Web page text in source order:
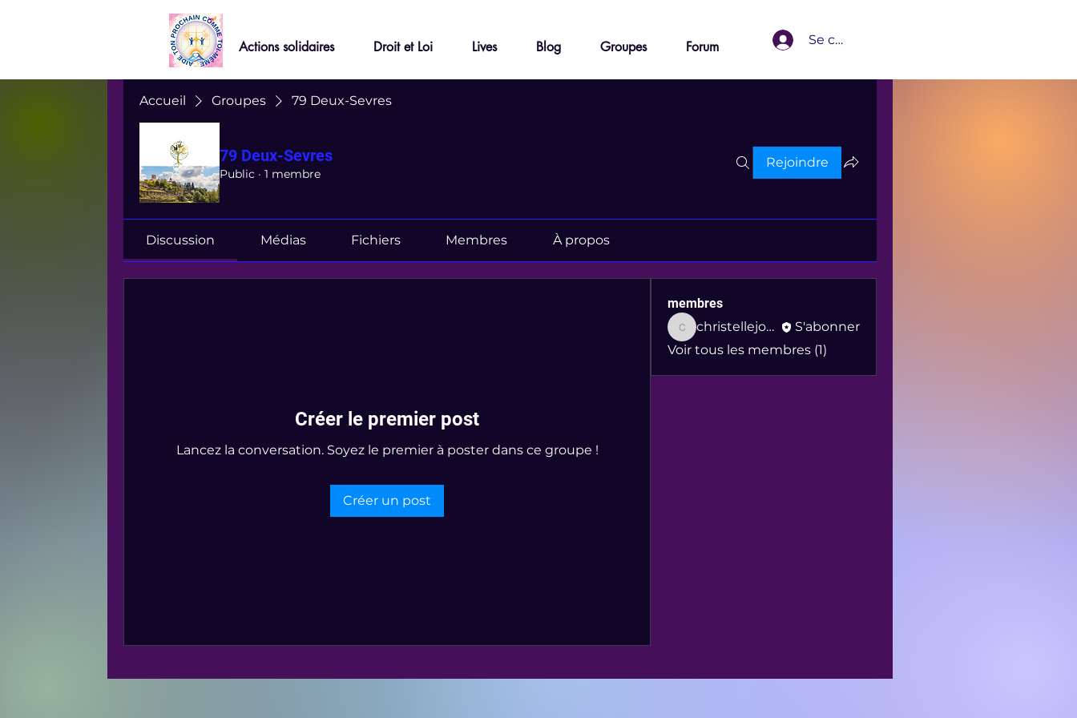
Actions solidaires Droit et Loi Lives Blog Groupes Forum Se connecter
Accueil Groupes 79 Deux-Sevres
79 Deux-Sevres
Public · 1 membre
Rejoindre
Discussion Médias Fichiers Membres À propos
Créer le premier post
Lancez la conversation. Soyez le premier à poster dans ce groupe !
Créer un post
membres
christellejovial
christellejovial
S'abonner
Voir tous les membres (1)